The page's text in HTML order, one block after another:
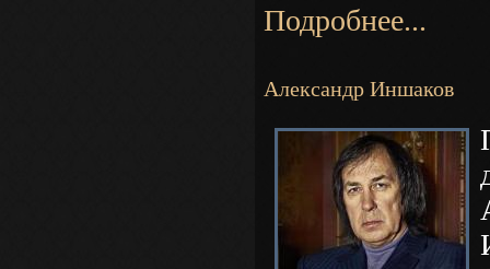
Подробнее...
Александр Иншаков